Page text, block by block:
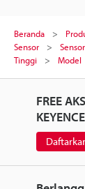
Beranda
Sensor
Tinggi
Model
FREE
KEYENCE